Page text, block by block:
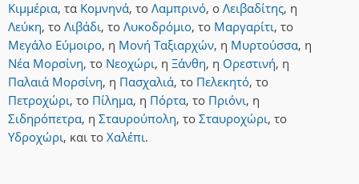
Κιμμέρια, τα Κομνηνά, το Λαμπρινό, ο Λειβαδίτης, η
Λεύκη, το Λιβάδι, το Λυκοδρόμιο, το Μαργαρίτι, το
Μεγάλο Εύμοιρο, η Μονή Ταξιαρχών, η Μυρτούσσα, η
Νέα Μορσίνη, το Νεοχώρι, η Ξάνθη, η Ορεστινή, η
Παλαιά Μορσίνη, η Πασχαλιά, το Πελεκητό, το
Πετροχώρι, το Πίλημα, η Πόρτα, το Πριόνι, η
Σιδηρόπετρα, η Σταυρούπολη, το Σταυροχώρι, το
Υδροχώρι, και το Χαλέπι.